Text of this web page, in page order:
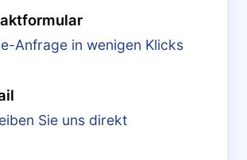
Anfrage in wenigen Klicks
Sie uns direkt